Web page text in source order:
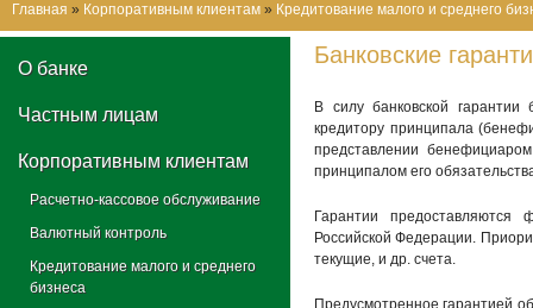
Главная » Корпоративным клиентам » Кредитование малого и среднего
О банке
Частным лицам
Корпоративным клиентам
Расчетно-кассовое обслуживание
Валютный контроль
Кредитование малого и среднего
бизнеса
Банковские
В силу банковской
кредитору принципала
представлении
принципалом его
Гарантии
Российской Федерации.
текущие, и др. счета.
Предусмотренное гарантией